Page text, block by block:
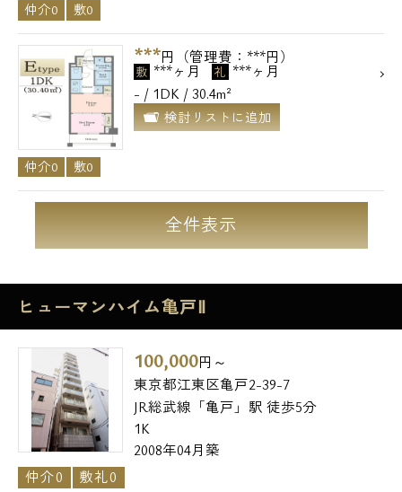
仲介0 敷0
***円（管理費：***円）
敷 ***ヶ月 礼 ***ヶ月
- / 1DK / 30.4m²
検討リストに追加
仲介0 敷0
全件表示
ヒューマンハイム亀戸Ⅱ
100,000円～
東京都江東区亀戸2-39-7
JR総武線「亀戸」駅 徒歩5分
1K
2008年04月築
仲介0
敷礼0